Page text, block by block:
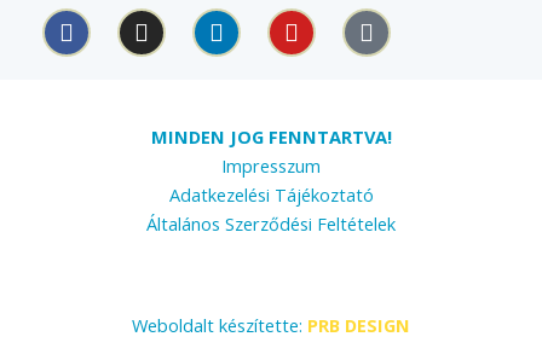
F
a
c
I
n
s
g
m
L
i
n
d
n
Y
o
u
b
e
T
i
k
k
MINDEN JOG FENNTARTVA!
Impresszum
Adatkezelési Tájékoztató
Általános Szerződési Feltételek
Weboldalt készítette: PRB DESIGN